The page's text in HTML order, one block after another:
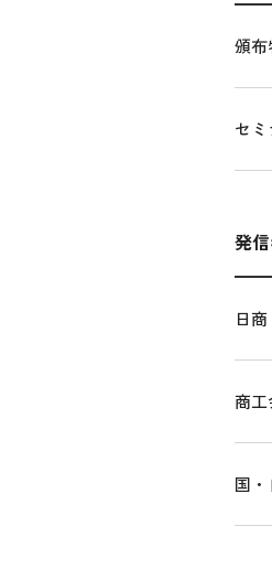
頒
セ
発
日商
商
国